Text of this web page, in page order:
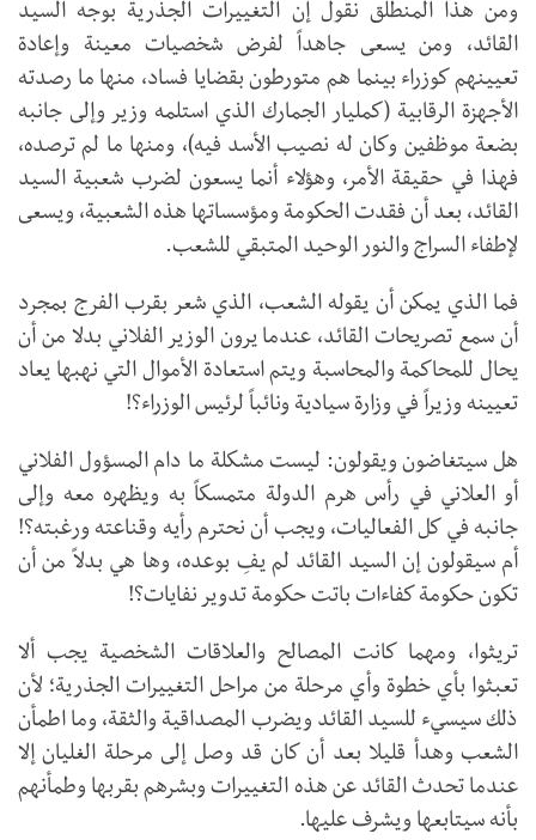
ومن هذا المنطلق نقول إن التغييرات الجذرية بوجه السيد
القائد، ومن يسعى جاهداً لفرض شخصيات معينة وإعادة
تعيينهم كوزراء بينما هم متورطون بقضايا فساد، منها ما رصدته
الأجهزة الرقابية (كمليار الجمارك الذي استلمه وزير وإلى جانبه
بضعة موظفين وكان له نصيب الأسد فيه)، ومنها ما لم ترصده،
فهذا في حقيقة الأمر، وهؤلاء أنما يسعون لضرب شعبية السيد
القائد، بعد أن فقدت الحكومة ومؤسساتها هذه الشعبية، ويسعى
لإطفاء السراج والنور الوحيد المتبقي للشعب.
فما الذي يمكن أن يقوله الشعب، الذي شعر بقرب الفرج بمجرد
أن سمع تصريحات القائد، عندما يرون الوزير الفلاني بدلا من أن
يحال للمحاكمة والمحاسبة ويتم استعادة الأموال التي نهبها يعاد
تعيينه وزيراً في وزارة سيادية ونائباً لرئيس الوزراء؟!
هل سيتغاضون ويقولون: ليست مشكلة ما دام المسؤول الفلاني
أو العلاني في رأس هرم الدولة متمسكاً به ويظهره معه وإلى
جانبه في كل الفعاليات، ويجب أن نحترم رأيه وقناعته ورغبته؟!
أم سيقولون إن السيد القائد لم يفِ بوعده، وها هي بدلاً من أن
تكون حكومة كفاءات باتت حكومة تدوير نفايات؟!
تريثوا، ومهما كانت المصالح والعلاقات الشخصية يجب ألا
تعبثوا بأي خطوة وأي مرحلة من مراحل التغييرات الجذرية؛ لأن
ذلك سيسيء للسيد القائد ويضرب المصداقية والثقة، وما اطمأن
الشعب وهدأ قليلا بعد أن كان قد وصل إلى مرحلة الغليان إلا
عندما تحدث القائد عن هذه التغييرات وبشرهم بقربها وطمأنهم
بأنه سيتابعها ويشرف عليها.